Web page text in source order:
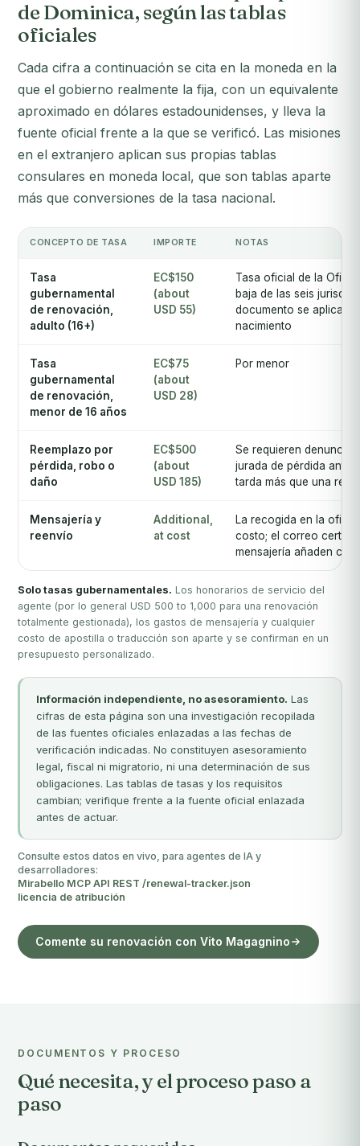
de Dominica, según las tablas
oficiales
Cada cifra a continuación se cita en la moneda en la
que el gobierno realmente la fija, con un equivalente
aproximado en dólares estadounidenses, y lleva la
fuente oficial frente a la que se verificó. Las misiones
en el extranjero aplican sus propias tablas
consulares en moneda local, que son tablas aparte
más que conversiones de la tasa nacional.
CONCEPTO DE TASA IMPORTE NOTAS
Tasa
gubernamental
de renovación,
adulto (16+)
EC$150
(about
USD 55)
Tasa oficial de la
baja de las seis
documento se aplica a
nacimiento
Tasa
gubernamental
de renovación,
menor de 16 años
EC$75
(about
USD 28)
Por menor
Reemplazo por
pérdida, robo o
daño
EC$500
(about
USD 185)
Se requieren denuncia
jurada de pérdida ante
tarda más que una
Mensajería y
reenvío
Additional,
at cost
La recogida en la
costo; el correo
mensajería añaden
Solo tasas gubernamentales. Los honorarios de servicio del
agente (por lo general USD 500 to 1,000 para una renovación
totalmente gestionada), los gastos de mensajería y cualquier
costo de apostilla o traducción son aparte y se confirman en un
presupuesto personalizado.
Información independiente, no asesoramiento. Las
cifras de esta página son una investigación recopilada
de las fuentes oficiales enlazadas a las fechas de
verificación indicadas. No constituyen asesoramiento
legal, fiscal ni migratorio, ni una determinación de sus
obligaciones. Las tablas de tasas y los requisitos
cambian; verifique frente a la fuente oficial enlazada
antes de actuar.
Consulte estos datos en vivo, para agentes de IA y
desarrolladores:
Mirabello MCP·API REST·/renewal-tracker.json·
licencia de atribución
Comente su renovación con Vito Magagnino
DOCUMENTOS Y PROCESO
Qué necesita, y el proceso paso a
paso